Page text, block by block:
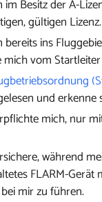
im Besitz der A-
gültigen Lizenz.
bereits ins
mich vom
und erkenne
mich, nur
während
FLARM-Gerät
mir zu führen.